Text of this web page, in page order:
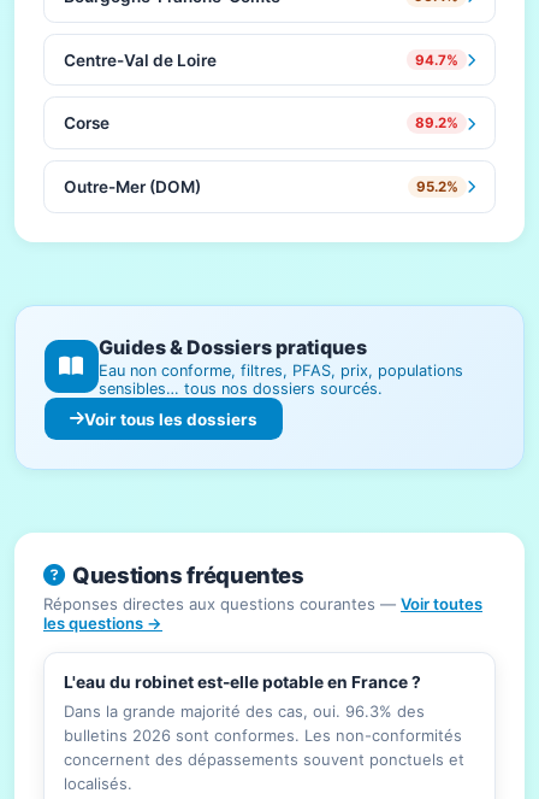
Centre-Val de Loire 94.7%
Corse 89.2%
Outre-Mer (DOM) 95.2%
Guides & Dossiers pratiques
Eau non conforme, filtres, PFAS, prix, populations
sensibles… tous nos dossiers sourcés.
Voir tous les dossiers
Questions fréquentes
Réponses directes aux questions courantes — Voir toutes
les questions →
L'eau du robinet est-elle potable en France ?
Dans la grande majorité des cas, oui. 96.3% des
bulletins 2026 sont conformes. Les non-conformités
concernent des dépassements souvent ponctuels et
localisés.